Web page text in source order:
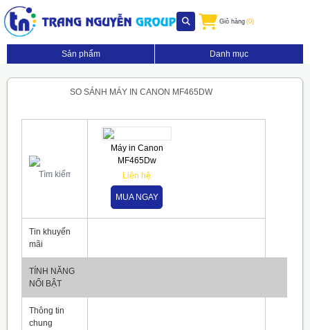
Giỏ hàng (0)
Sản phẩm Danh mục
SO SÁNH MÁY IN CANON MF465DW
Máy in Canon
MF465Dw
Liên hệ
MUA NGAY
Tin khuyến
mãi
TÍNH NĂNG
NỔI BẬT
Thông tin
chung